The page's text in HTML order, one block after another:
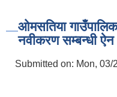
ओमसतिया
नवीकरण सम्बन्धी
Submitted on: Mon, 03/